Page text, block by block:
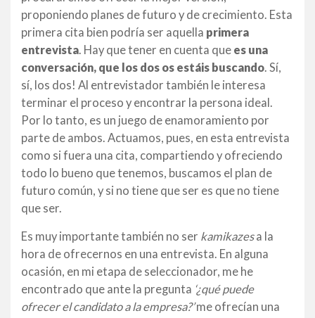
proponiendo planes de futuro y de crecimiento. Esta
primera cita bien podría ser aquella primera
entrevista. Hay que tener en cuenta que es una
conversación, que los dos os estáis buscando. Sí,
sí, los dos! Al entrevistador también le interesa
terminar el proceso y encontrar la persona ideal.
Por lo tanto, es un juego de enamoramiento por
parte de ambos. Actuamos, pues, en esta entrevista
como si fuera una cita, compartiendo y ofreciendo
todo lo bueno que tenemos, buscamos el plan de
futuro común, y si no tiene que ser es que no tiene
que ser.
Es muy importante también no ser kamikazesa la
hora de ofrecernos en una entrevista. En alguna
ocasión, en mi etapa de seleccionador, me he
encontrado que ante la pregunta ‘¿qué puede
ofrecer el candidato a la empresa?’me ofrecían una